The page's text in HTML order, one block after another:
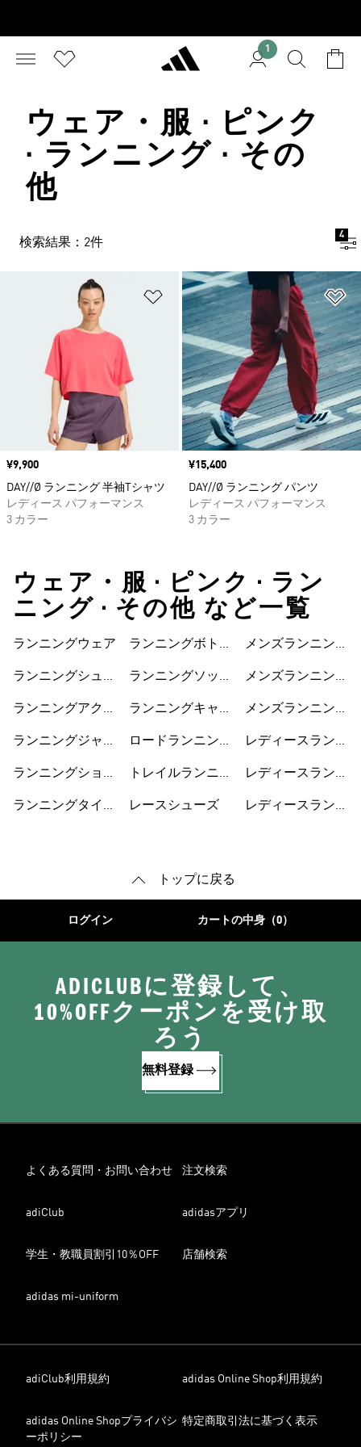
1
ウェア・服 · ピンク
· ランニング · その
他
検索結果：2件
4
ほしいものリストに追加
価格
¥9,900
DAY//Ø ランニング 半袖Tシャツ
レディース パフォーマンス
3 カラー
価格
¥15,400
DAY//Ø ランニング パンツ
レディース パフォーマンス
3 カラー
ウェア・服 • ピンク • ラン
ニング • その他 など一覧
ランニングウェア
ランニングシュー
ランニングアクセ
ランニングジャケ
ランニングショー
ランニングタイ
ランニングボトム
ランニングソック
ランニングキャッ
ロードランニング
トレイルランニン
レースシューズ
メンズランニング
メンズランニング
メンズランニング
レディースランニ
レディースランニ
ツ
レディースランニ
トップに戻る
ログイン カートの中身（0）
ADICLUBに登録して、
10%OFFクーポンを受け取
ろう
無料登録
よくある質問・お問い合わせ 注文検索
adiClub adidasアプリ
学生・教職員割引10％OFF 店舗検索
adidas mi-uniform
adiClub利用規約 adidas Online Shop利用規約
adidas Online Shopプライバシ
ーポリシー
特定商取引法に基づく表示